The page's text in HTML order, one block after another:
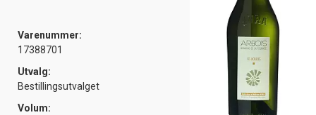
Varenummer:
17388701
Utvalg:
Bestillingsutvalget
Volum: